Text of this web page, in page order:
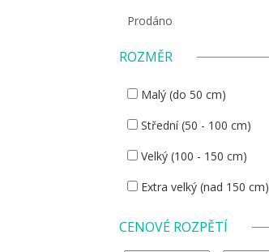
Prodáno
ROZMĚR
Malý (do 50 cm)
Střední (50 - 100 cm)
Velký (100 - 150 cm)
Extra velký (nad 150 cm)
CENOVÉ ROZPĚTÍ